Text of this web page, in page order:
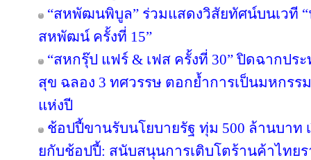
“สหพัฒนพิบูล” ร่วมแสดงวิสัยทัศน์บนเวที
สหพัฒน์ ครั้งที่ 15”
“สหกรุ๊ป แฟร์ & เฟส ครั้งที่ 30” ปิดฉากป
สุข ฉลอง 3 ทศวรรษ ตอกย้ำการเป็นมหกร
แห่งปี
ช้อปปี้ขานรับนโยบายรัฐ ทุ่ม 500 ล้านบาท
ยกับช้อปปี้: สนับสนุนการเติบโตร้านค้าไทยร